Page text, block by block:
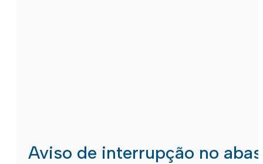
Aviso de interrupção no